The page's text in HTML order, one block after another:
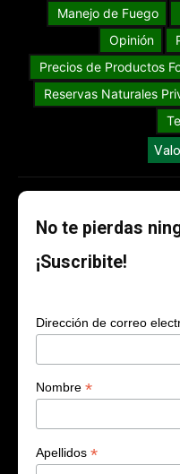
Manejo de Fuego
Opinión
Precios de Productos
Reservas Naturales
No te pierdas
¡Suscribite!
Dirección de correo
Nombre *
Apellidos *